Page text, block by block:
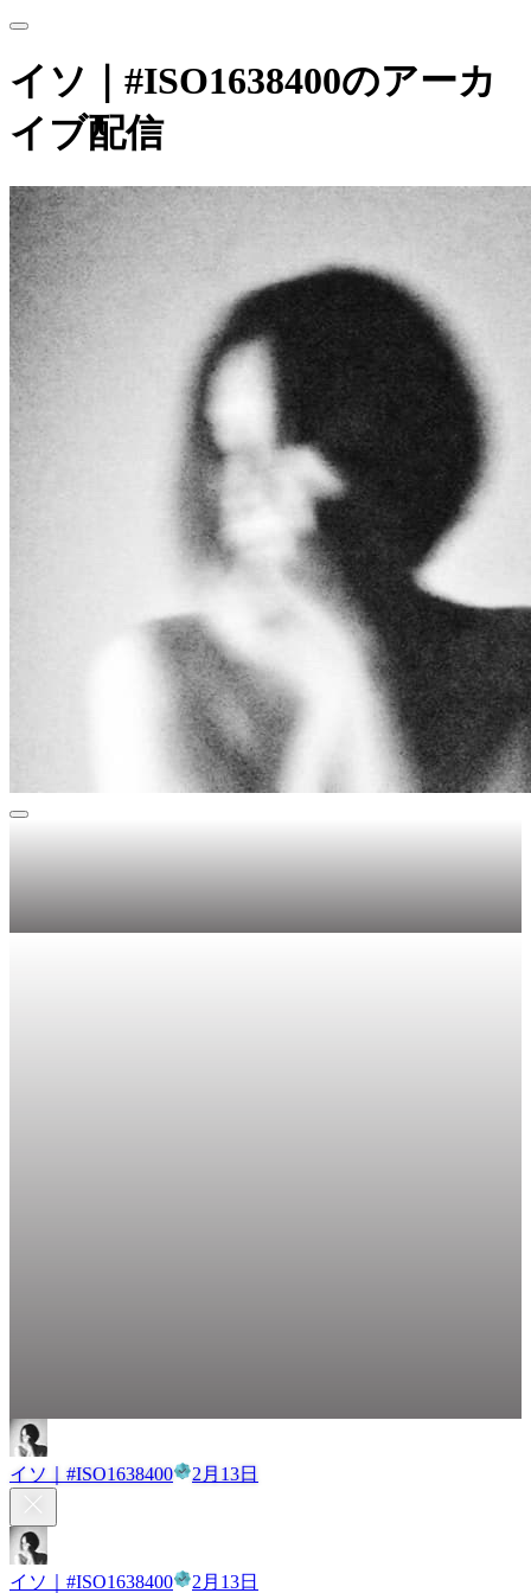
イソ｜#ISO1638400のアーカ
イブ配信
イソ｜#ISO1638400 2月13日
イソ｜#ISO1638400 2月13日